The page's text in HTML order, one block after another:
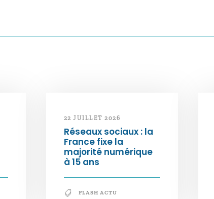
22 JUILLET 2026
Réseaux sociaux : la
France fixe la
majorité numérique
à 15 ans
FLASH ACTU